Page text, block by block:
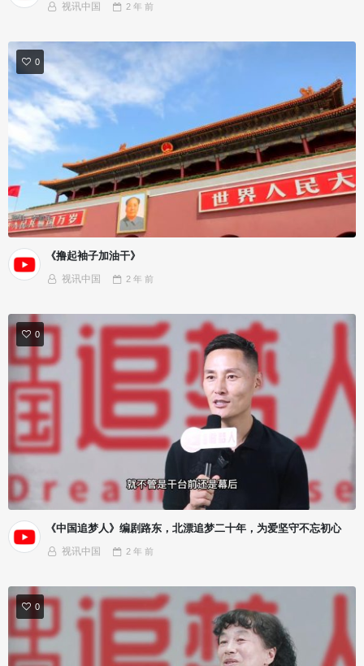
视讯中国 2 年 前
0
《撸起袖子加油干》
视讯中国 2 年 前
0
《中国追梦人》编剧路东，北漂追梦二十年，为爱坚守不忘初心
视讯中国 2 年 前
0